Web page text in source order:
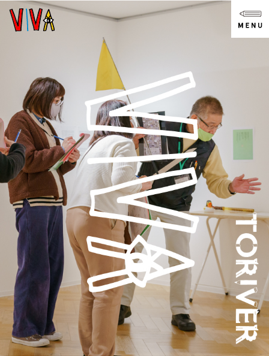
NEWS
ABOUT
VIVAとは?
SPACE
スペース
ACCESS
アクセス
CONTACT
お問い合わせ
note
youtube